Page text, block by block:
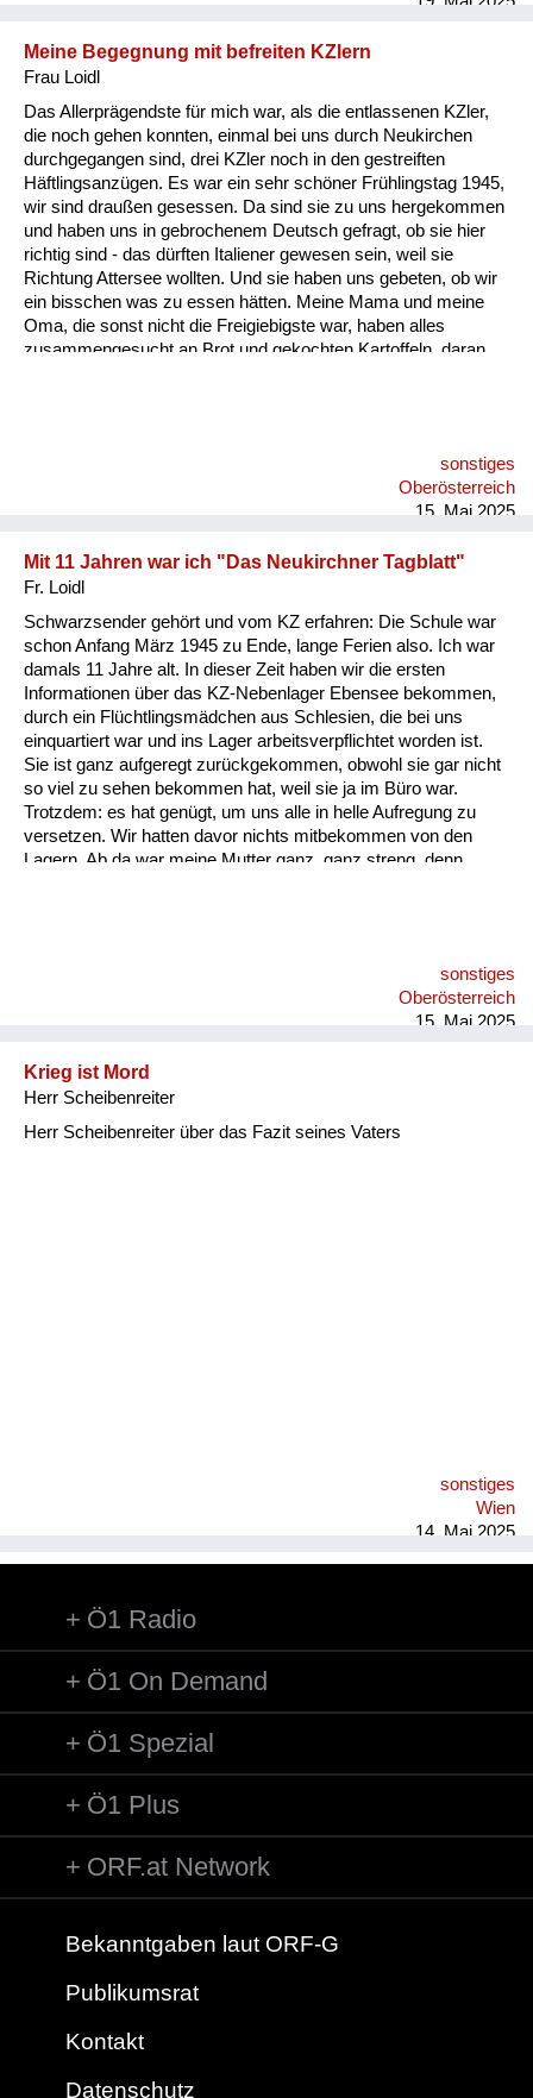
Meine Begegnung mit befreiten KZlern
Frau Loidl
Das Allerprägendste für mich war, als die entlassenen KZler,
die noch gehen konnten, einmal bei uns durch Neukirchen
durchgegangen sind, drei KZler noch in den gestreiften
Häftlingsanzügen. Es war ein sehr schöner Frühlingstag 1945,
wir sind draußen gesessen. Da sind sie zu uns hergekommen
und haben uns in gebrochenem Deutsch gefragt, ob sie hier
richtig sind - das dürften Italiener gewesen sein, weil sie
Richtung Attersee wollten. Und sie haben uns gebeten, ob wir
ein bisschen was zu essen hätten. Meine Mama und meine
Oma, die sonst nicht die Freigiebigste war, haben alles
zusammengesucht an Brot und gekochten Kartoffeln, daran
sonstiges
Oberösterreich
15. Mai 2025
Mit 11 Jahren war ich "Das Neukirchner Tagblatt"
Fr. Loidl
Schwarzsender gehört und vom KZ erfahren: Die Schule war
schon Anfang März 1945 zu Ende, lange Ferien also. Ich war
damals 11 Jahre alt. In dieser Zeit haben wir die ersten
Informationen über das KZ-Nebenlager Ebensee bekommen,
durch ein Flüchtlingsmädchen aus Schlesien, die bei uns
einquartiert war und ins Lager arbeitsverpflichtet worden ist.
Sie ist ganz aufgeregt zurückgekommen, obwohl sie gar nicht
so viel zu sehen bekommen hat, weil sie ja im Büro war.
Trotzdem: es hat genügt, um uns alle in helle Aufregung zu
versetzen. Wir hatten davor nichts mitbekommen von den
Lagern. Ab da war meine Mutter ganz, ganz streng, denn
dass uns jemand anzeigt, aber ich habe gesagt: Wer soll denn
uns hören? Ich drehe ja eh ganz leise. Ich habe immer diesen
sonstiges
Oberösterreich
15. Mai 2025
Krieg ist Mord
Herr Scheibenreiter
Herr Scheibenreiter über das Fazit seines Vaters
sonstiges
Wien
14. Mai 2025
Ö1 Radio
Ö1 On Demand
Ö1 Spezial
Ö1 Plus
ORF.at Network
Bekanntgaben laut ORF-G
Publikumsrat
Kontakt
Datenschutz